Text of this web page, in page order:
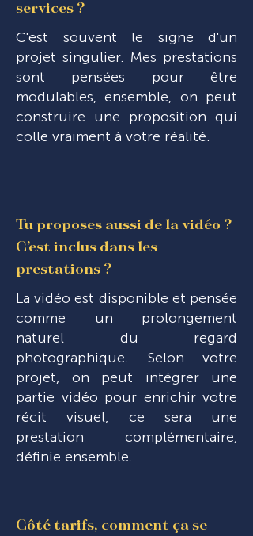
services ?
C'est souvent le signe d'un
projet singulier. Mes prestations
sont pensées pour être
modulables, ensemble, on peut
construire une proposition qui
colle vraiment à votre réalité.
Tu proposes aussi de la vidéo ?
C’est inclus dans les
prestations ?
La vidéo est disponible et pensée
comme un prolongement
naturel du regard
photographique. Selon votre
projet, on peut intégrer une
partie vidéo pour enrichir votre
récit visuel, ce sera une
prestation complémentaire,
définie ensemble.
Côté tarifs, comment ça se